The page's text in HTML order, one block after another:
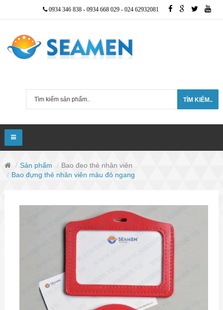
0934 346 838 - 0934 668 029 - 024 62932081
TÌM KIẾM..
Sản phẩm
Bao đeo thẻ nhân viên
Bao đựng thẻ nhân viên màu đỏ ngang